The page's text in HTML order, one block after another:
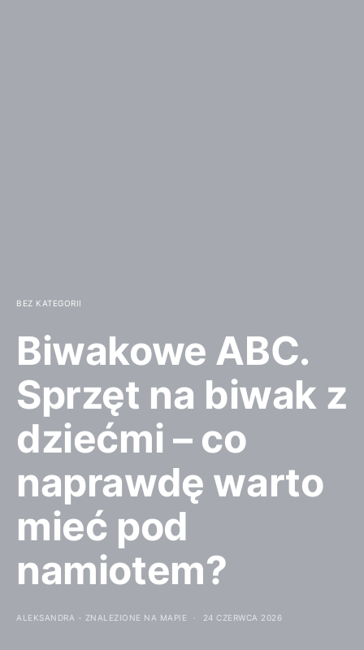
BEZ KATEGORII
Biwakowe ABC.
Sprzęt na biwak z
dziećmi – co
naprawdę warto
mieć pod
namiotem?
ALEKSANDRA - ZNALEZIONE NA MAPIE 24 CZERWCA 2026